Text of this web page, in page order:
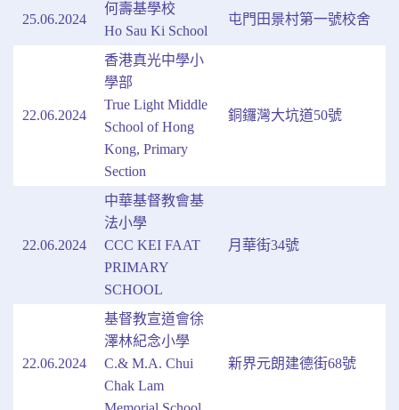
25.06.2024
何壽基學校
Ho Sau Ki School
屯門田景村第一號校舍
22.06.2024
香港真光中學小
學部
True Light Middle
School of Hong
Kong, Primary
Section
銅鑼灣大坑道50號
22.06.2024
中華基督教會基
法小學
CCC KEI FAAT
PRIMARY
SCHOOL
月華街34號
22.06.2024
基督教宣道會徐
澤林紀念小學
C.& M.A. Chui
Chak Lam
新界元朗建德街68號